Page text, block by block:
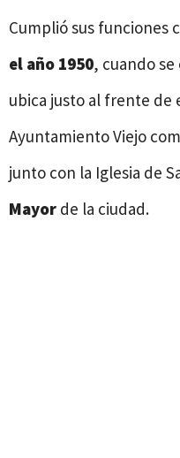
Cumplió sus funciones
el año 1950, cuando
ubica justo al frente de
Ayuntamiento Viejo
junto con la Iglesia de
Mayor de la ciudad.